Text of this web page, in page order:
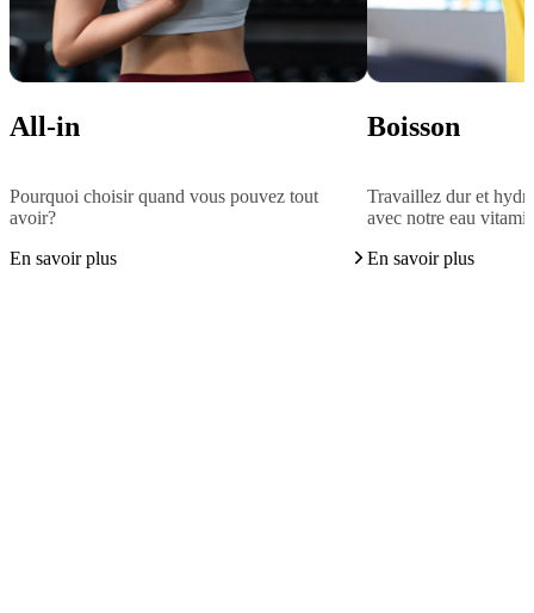
All-in
Pourquoi choisir quand vous pouvez tout
avoir?
En savoir plus
Boisson
Travaillez dur et
avec notre eau
En savoir plus